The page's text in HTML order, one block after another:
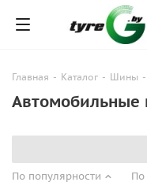
Главная - Каталог - Шины -
По популярности
По